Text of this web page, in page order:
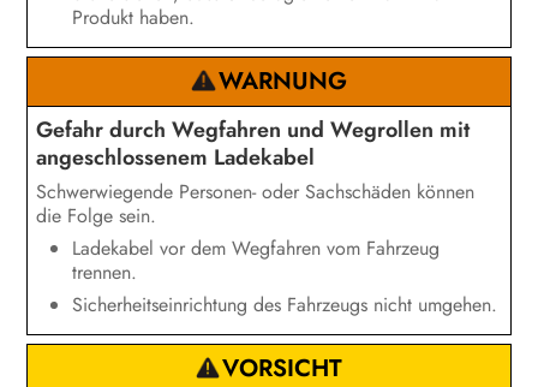
Produkt haben.
WARNUNG
Gefahr durch Wegfahren und Wegrollen mit
angeschlossenem Ladekabel
Schwerwiegende Personen- oder Sachschäden können
die Folge sein.
Ladekabel vor dem Wegfahren vom Fahrzeug
trennen.
Sicherheitseinrichtung des Fahrzeugs nicht umgehen.
VORSICHT